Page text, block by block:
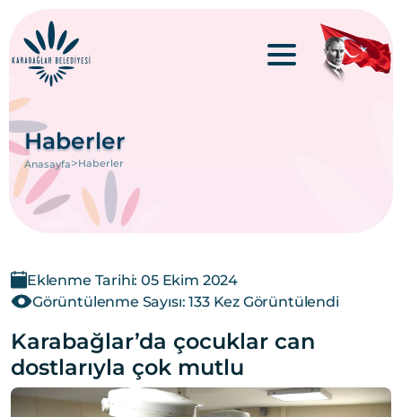
Haberler
Anasayfa>Haberler
Eklenme Tarihi: 05 Ekim 2024
Görüntülenme Sayısı: 133 Kez Görüntülendi
Karabağlar’da çocuklar can
dostlarıyla çok mutlu